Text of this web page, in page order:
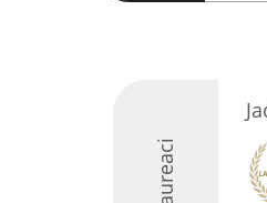
Laureaci